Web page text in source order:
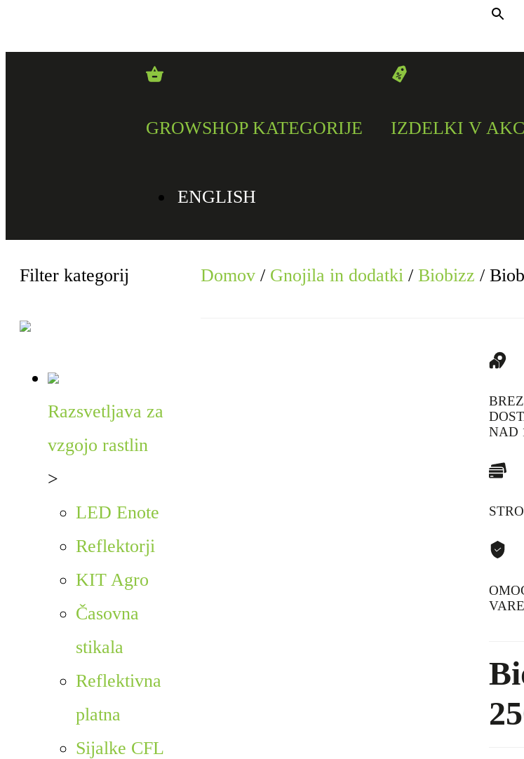
GROWSHOP KATEGORIJE IZDELKI V
ENGLISH
Filter kategorij
Razsvetljava za
vzgojo rastlin
>
LED Enote
Reflektorji
KIT Agro
Časovna
stikala
Reflektivna
platna
Sijalke CFL
Domov/ Gnojila in dodatki/ Biobizz /
NAD